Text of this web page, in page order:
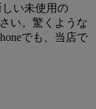
い未使用の
い。驚くような
でも、当店で